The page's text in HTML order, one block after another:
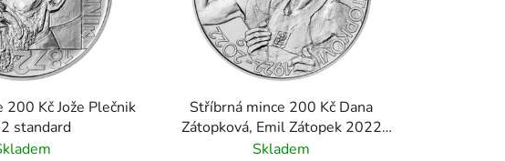
Kč Jože Plečnik
standard
Stříbrná mince 200 Kč Dana
Zátopková, Emil Zátopek 2022
standard
Skladem